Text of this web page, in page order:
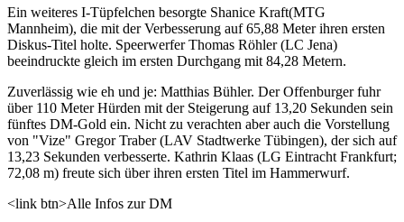
Ein weiteres I-Tüpfelchen besorgte Shanice Kraft(MTG
Mannheim), die mit der Verbesserung auf 65,88 Meter ihren ersten
Diskus-Titel holte. Speerwerfer Thomas Röhler (LC Jena)
beeindruckte gleich im ersten Durchgang mit 84,28 Metern.
Zuverlässig wie eh und je: Matthias Bühler. Der Offenburger fuhr
über 110 Meter Hürden mit der Steigerung auf 13,20 Sekunden sein
fünftes DM-Gold ein. Nicht zu verachten aber auch die Vorstellung
von "Vize" Gregor Traber (LAV Stadtwerke Tübingen), der sich auf
13,23 Sekunden verbesserte. Kathrin Klaas (LG Eintracht Frankfurt;
72,08 m) freute sich über ihren ersten Titel im Hammerwurf.
<link btn>Alle Infos zur DM